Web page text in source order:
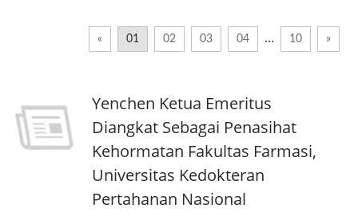
« 01 02 03 04 … 10 »
Yenchen Ketua Emeritus
Diangkat Sebagai Penasihat
Kehormatan Fakultas Farmasi,
Universitas Kedokteran
Pertahanan Nasional